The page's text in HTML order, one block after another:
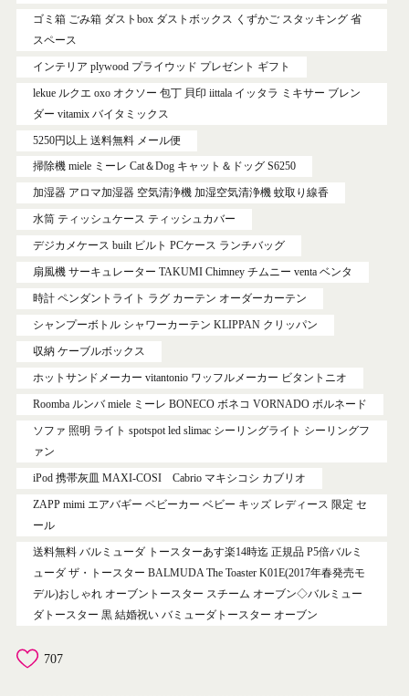
ゴミ箱 ごみ箱 ダストbox ダストボックス くずかご スタッキング 省
スペース
インテリア plywood プライウッド プレゼント ギフト
lekue ルクエ oxo オクソー 包丁 貝印 iittala イッタラ ミキサー ブレン
ダー vitamix バイタミックス
5250円以上 送料無料 メール便
掃除機 miele ミーレ Cat＆Dog キャット＆ドッグ S6250
加湿器 アロマ加湿器 空気清浄機 加湿空気清浄機 蚊取り線香
水筒 ティッシュケース ティッシュカバー
デジカメケース built ビルト PCケース ランチバッグ
扇風機 サーキュレーター TAKUMI Chimney チムニー venta ベンタ
時計 ペンダントライト ラグ カーテン オーダーカーテン
シャンプーボトル シャワーカーテン KLIPPAN クリッパン
収納 ケーブルボックス
ホットサンドメーカー vitantonio ワッフルメーカー ビタントニオ
Roomba ルンバ miele ミーレ BONECO ボネコ VORNADO ボルネード
ソファ 照明 ライト spotspot led slimac シーリングライト シーリングフ
ァン
iPod 携帯灰皿 MAXI-COSI Cabrio マキシコシ カブリオ
ZAPP mimi エアバギー ベビーカー ベビー キッズ レディース 限定 セ
ール
送料無料 バルミューダ トースターあす楽14時迄 正規品 P5倍バルミ
ューダ ザ・トースター BALMUDA The Toaster K01E(2017年春発売モ
デル)おしゃれ オーブントースター スチーム オーブン◇バルミュー
ダトースター 黒 結婚祝い バミューダトースター オーブン
707